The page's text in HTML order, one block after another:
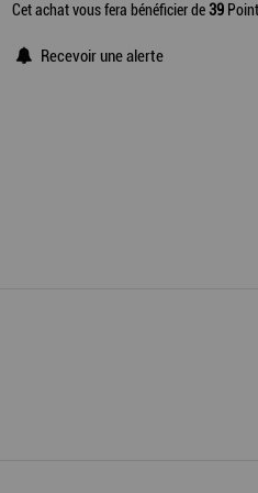
Cet achat vous fera bénéficier de39
Recevoir une alerte